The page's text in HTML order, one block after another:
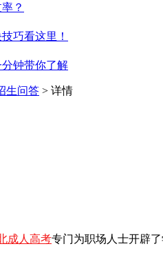
？
巧看这里！
钟带你了解
生问答 > 详情
成人高考专门为职场人士开辟